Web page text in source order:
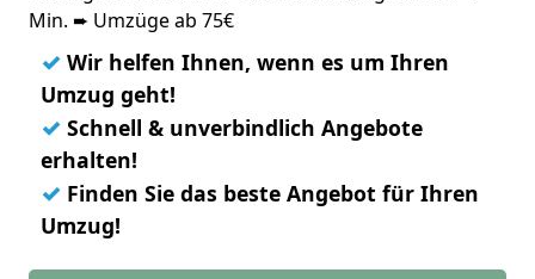
Min. ➨ Umzüge ab 75€
✓ Wir helfen Ihnen, wenn es um Ihren
Umzug geht!
✓ Schnell & unverbindlich Angebote
erhalten!
✓ Finden Sie das beste Angebot für Ihren
Umzug!